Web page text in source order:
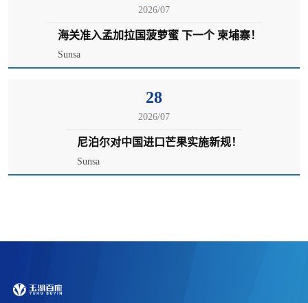
2026/07
海关准入孟加拉国菠萝蜜 下一个 柬埔寨！
Sunsa
28
2026/07
尼泊尔对中国进口芒果实施新规！
Sunsa